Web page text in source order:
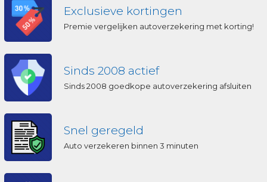
Exclusieve kortingen
Premie vergelijken autoverzekering met korting!
Sinds 2008 actief
Sinds 2008 goedkope autoverzekering afsluiten
Snel geregeld
Auto verzekeren binnen 3 minuten